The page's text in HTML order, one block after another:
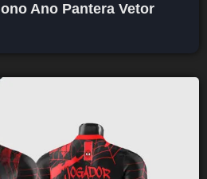
Ano Pantera Vetor